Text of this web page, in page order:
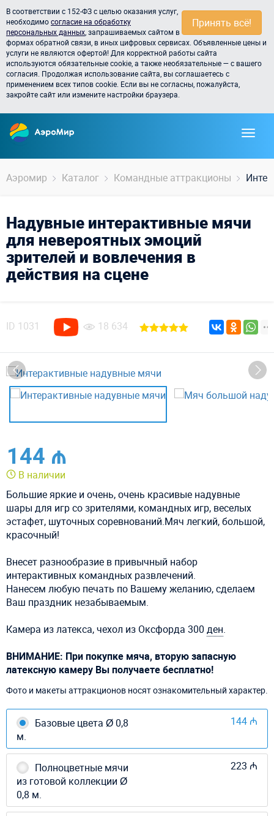
Принять всё!
В соответствии с 152-ФЗ с целью оказания услуг,
необходимосогласие на обработку
персональных данных , запрашиваемых сайтом в
формах обратной связи, в иных цифровых сервисах. Объявленные цены и
услуги не являются офертой! Для корректной работы сайта
используются обязательные cookie, а также необязательные — с вашего
согласия. Продолжая использование сайта, вы соглашаетесь с
применением всех типов cookie. Если вы не согласны, пожалуйста,
закройте сайт или измените настройки браузера.
Аэромир Каталог Командные аттракционы
Надувные интерактивные мячи
для невероятных эмоций
зрителей и вовлечения в
действия на сцене
ID 1031 18 634
144 ₼
В наличии
Большие яркие и очень, очень красивые надувные
шары для игр со зрителями, командных игр, веселых
эстафет, шуточных соревнований.Мяч легкий, большой,
красочный!
Внесет разнообразие в привычный набор
интерактивных командных развлечений.
Нанесем любую печать по Вашему желанию, сделаем
Ваш праздник незабываемым.
Камера из латекса, чехол из Оксфорда 300 ден.
ВНИМАНИЕ: При покупке мяча, вторую запасную
латексную камеру Вы получаете бесплатно!
Фото и макеты аттракционов носят ознакомительный характер.
Базовые цвета Ø 0,8
м.
144 ₼
Полноцветные мячи
из готовой коллекции Ø
0,8 м.
223 ₼